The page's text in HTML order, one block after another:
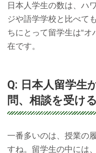
日本人学生の数は、ハ
ジや語学学校と比べて
ちにとって留学生は“
在です。
Q: 日本人留学生
問、相談を受け
一番多いのは、授業の
すね。留学生の中には